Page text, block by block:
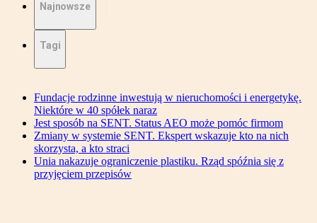
Najnowsze
Tagi
Fundacje rodzinne inwestują w nieruchomości i energetykę.
Niektóre w 40 spółek naraz
Jest sposób na SENT. Status AEO może pomóc firmom
Zmiany w systemie SENT. Ekspert wskazuje kto na nich
skorzysta, a kto straci
Unia nakazuje ograniczenie plastiku. Rząd spóźnia się z
przyjęciem przepisów